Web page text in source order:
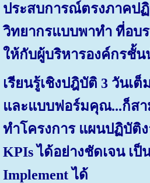
ประสบการณ์ตรงภาคปฏิ
วิทยากรแบบพาทำ ที่อบ
ให้กับผู้บริหารองค์กรชั้
เรียนรู้เชิงปฎิบัติ 3 วันเ
และแบบฟอร์มคุณ...ก็สา
ทำโครงการ แผนปฏิบัติ
KPIs ได้อย่างชัดเจน เป็
Implement ได้